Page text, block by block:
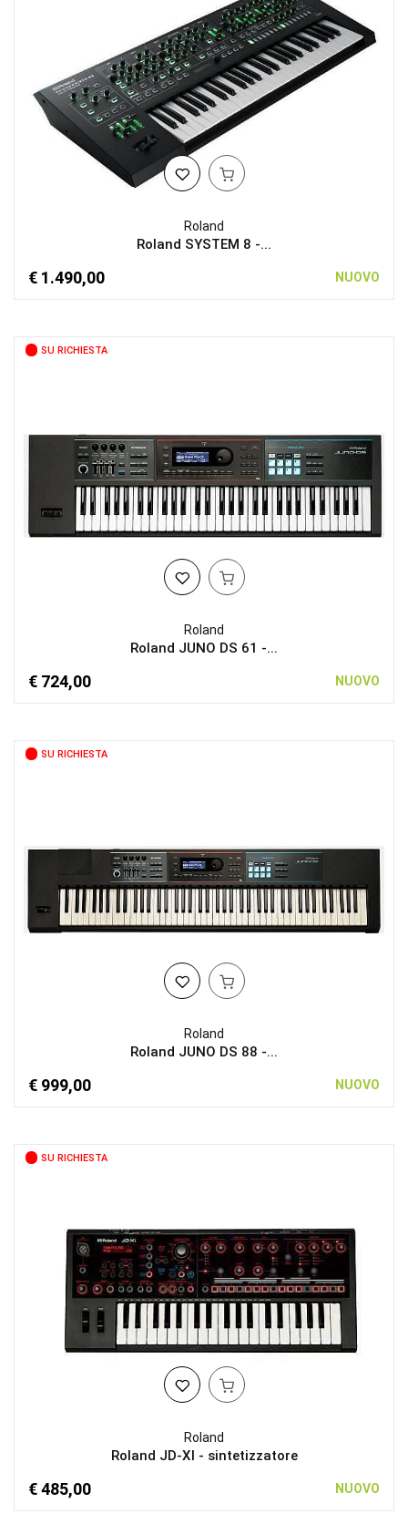
Roland
Roland SYSTEM 8 -...
€ 1.490,00 NUOVO
SU RICHIESTA
Roland
Roland JUNO DS 61 -...
€ 724,00 NUOVO
SU RICHIESTA
Roland
Roland JUNO DS 88 -...
€ 999,00 NUOVO
SU RICHIESTA
Roland
Roland JD-XI - sintetizzatore
€ 485,00 NUOVO